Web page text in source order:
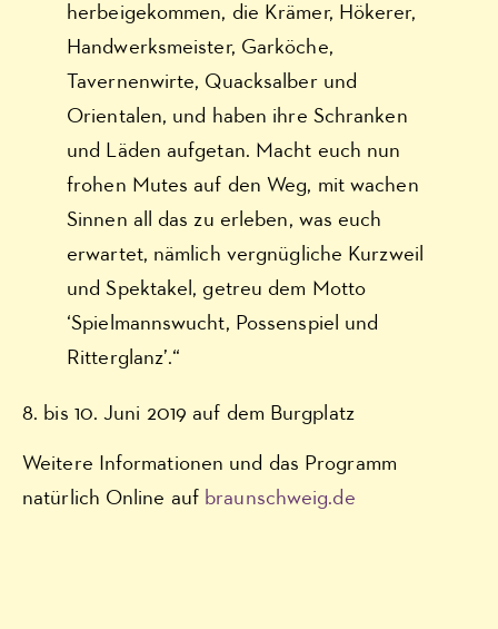
herbeigekommen, die Krämer, Hökerer,
Handwerksmeister, Garköche,
Tavernenwirte, Quacksalber und
Orientalen, und haben ihre Schranken
und Läden aufgetan. Macht euch nun
frohen Mutes auf den Weg, mit wachen
Sinnen all das zu erleben, was euch
erwartet, nämlich vergnügliche Kurzweil
und Spektakel, getreu dem Motto
‘Spielmannswucht, Possenspiel und
Ritterglanz’.“
8. bis 10. Juni 2019 auf dem Burgplatz
Weitere Informationen und das Programm
natürlich Online auf braunschweig.de